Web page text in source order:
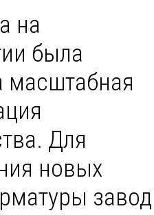
на
была
масштабная
Для
новых
завод